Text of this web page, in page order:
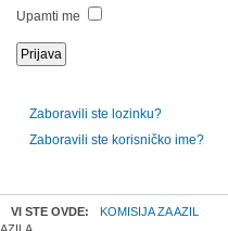
Upamti me
Zaboravili ste lozinku?
Zaboravili ste korisničko ime?
VI STE OVDE: KOMISIJA ZA AZIL